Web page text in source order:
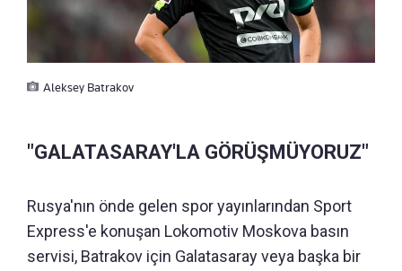
Aleksey Batrakov
"GALATASARAY'LA GÖRÜŞMÜYORUZ"
Rusya'nın önde gelen spor yayınlarından Sport
Express'e konuşan Lokomotiv Moskova basın
servisi, Batrakov için Galatasaray veya başka bir